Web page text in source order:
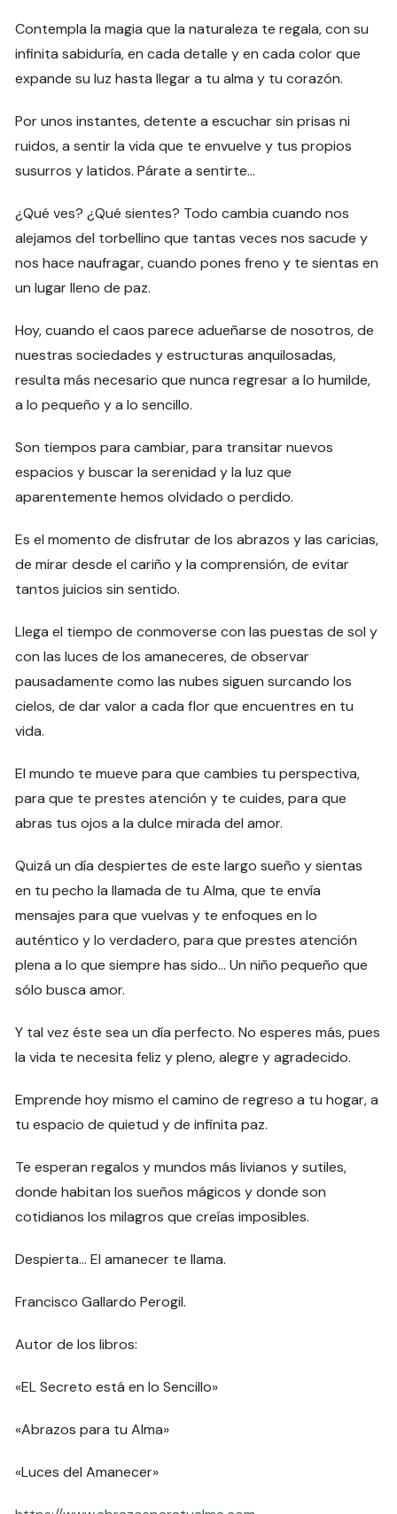
Contempla la magia que la naturaleza te regala, con su
infinita sabiduría, en cada detalle y en cada color que
expande su luz hasta llegar a tu alma y tu corazón.
Por unos instantes, detente a escuchar sin prisas ni
ruidos, a sentir la vida que te envuelve y tus propios
susurros y latidos. Párate a sentirte…
¿Qué ves? ¿Qué sientes? Todo cambia cuando nos
alejamos del torbellino que tantas veces nos sacude y
nos hace naufragar, cuando pones freno y te sientas en
un lugar lleno de paz.
Hoy, cuando el caos parece adueñarse de nosotros, de
nuestras sociedades y estructuras anquilosadas,
resulta más necesario que nunca regresar a lo humilde,
a lo pequeño y a lo sencillo.
Son tiempos para cambiar, para transitar nuevos
espacios y buscar la serenidad y la luz que
aparentemente hemos olvidado o perdido.
Es el momento de disfrutar de los abrazos y las caricias,
de mirar desde el cariño y la comprensión, de evitar
tantos juicios sin sentido.
Llega el tiempo de conmoverse con las puestas de sol y
con las luces de los amaneceres, de observar
pausadamente como las nubes siguen surcando los
cielos, de dar valor a cada flor que encuentres en tu
vida.
El mundo te mueve para que cambies tu perspectiva,
para que te prestes atención y te cuides, para que
abras tus ojos a la dulce mirada del amor.
Quizá un día despiertes de este largo sueño y sientas
en tu pecho la llamada de tu Alma, que te envía
mensajes para que vuelvas y te enfoques en lo
auténtico y lo verdadero, para que prestes atención
plena a lo que siempre has sido… Un niño pequeño que
sólo busca amor.
Y tal vez éste sea un día perfecto. No esperes más, pues
la vida te necesita feliz y pleno, alegre y agradecido.
Emprende hoy mismo el camino de regreso a tu hogar, a
tu espacio de quietud y de infinita paz.
Te esperan regalos y mundos más livianos y sutiles,
donde habitan los sueños mágicos y donde son
cotidianos los milagros que creías imposibles.
Despierta… El amanecer te llama.
Francisco Gallardo Perogil.
Autor de los libros:
«EL Secreto está en lo Sencillo»
«Abrazos para tu Alma»
«Luces del Amanecer»